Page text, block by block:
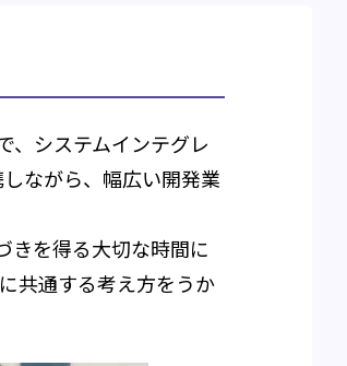
、システムインテグレ
ながら、幅広い開発業
きを得る大切な時間に
共通する考え方をうか